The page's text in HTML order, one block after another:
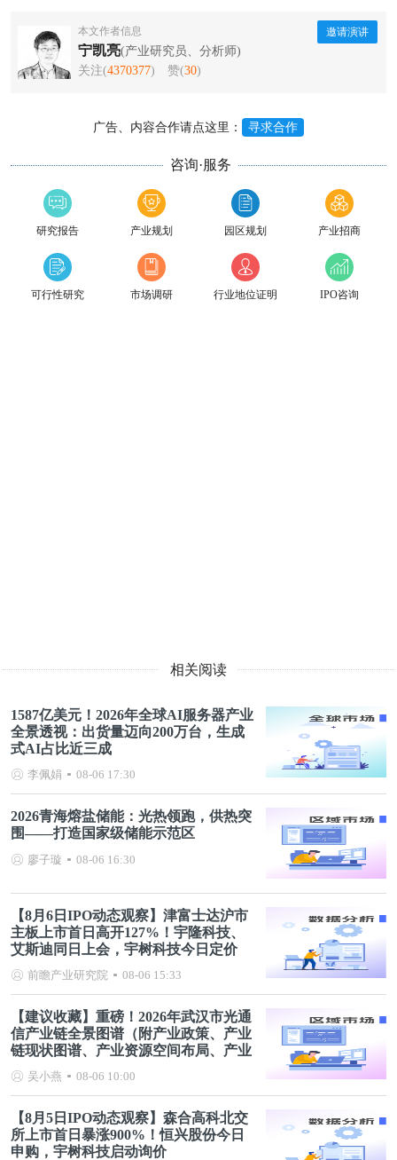
本文作者信息
宁凯亮(产业研究员、分析师)
关注(4370377) 赞(30)
邀请演讲
广告、内容合作请点这里： 寻求合作
咨询·服务
研究报告 产业规划 园区规划 产业招商
可行性研究 市场调研 行业地位证明 IPO咨询
相关阅读
1587亿美元！2026年全球AI服务器产业
全景透视：出货量迈向200万台，生成
式AI占比近三成
李佩娟 08-06 17:30
2026青海熔盐储能：光热领跑，供热突
围——打造国家级储能示范区
廖子璇 08-06 16:30
【8月6日IPO动态观察】津富士达沪市
主板上市首日高开127%！宇隆科技、
艾斯迪同日上会，宇树科技今日定价
前瞻产业研究院 08-06 15:33
【建议收藏】重磅！2026年武汉市光通
信产业链全景图谱（附产业政策、产业
链现状图谱、产业资源空间布局、产业
链发展规划）
吴小燕 08-06 10:00
【8月5日IPO动态观察】森合高科北交
所上市首日暴涨900%！恒兴股份今日
申购，宇树科技启动询价